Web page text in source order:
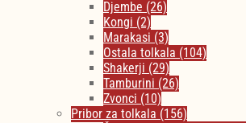
Djembe (26)
Kongi (2)
Marakasi (3)
Ostala tolkala (104)
Shakerji (29)
Tamburini (26)
Zvonci (10)
Pribor za tolkala (156)